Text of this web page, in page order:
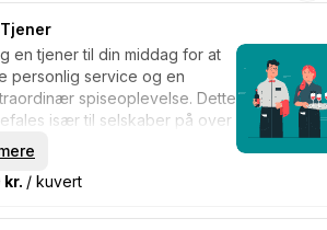
Tjener
en tjener til din middag for at
personlig service og en
spiseoplevelse. Dette
især til selskaber på over
kr. / kuvert